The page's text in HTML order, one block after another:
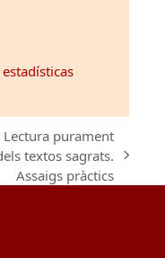
Lectura purament
textos sagrats.
Assaigs pràctics